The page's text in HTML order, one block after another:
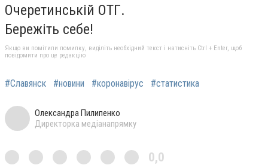
Очеретинській ОТГ.
Бережіть себе!
Якщо ви помітили помилку, виділіть необхідний текст і натисніть Ctrl + Enter, щоб
повідомити про це редакцію
#Славянск #новини #коронавірус #статистика
Олександра Пилипенко
Директорка медіанапрямку
0,0